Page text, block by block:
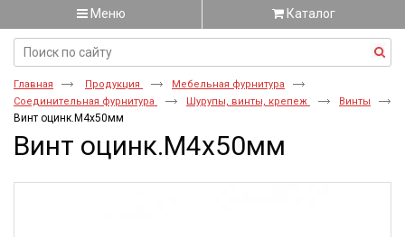
Меню Каталог
Главная Продукция
Мебельная фурнитура
Соединительная фурнитура
Шурупы, винты, крепеж Винты
Винт оцинк.M4x50мм
Винт оцинк.M4x50мм